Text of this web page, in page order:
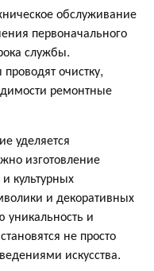
обслуживание
первоначального
службы.
очистку,
ремонтные
уделяется
изготовление
культурных
и декоративных
уникальность и
не просто
искусства.